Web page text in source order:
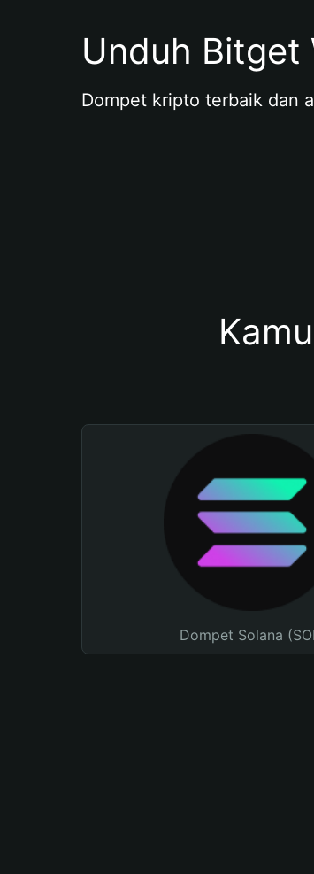
Unduh Bitget
Dompet kripto terbaik dan
Dompet Solana